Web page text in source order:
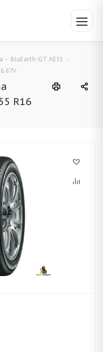
- BluEarth-GT AE51 -
87V
R16